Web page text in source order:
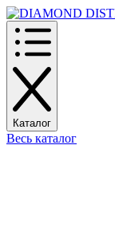
Каталог
Весь каталог